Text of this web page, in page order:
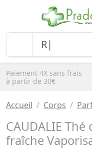
Paiement 4X sans frais
à partir de 30€
Accueil Corps
CAUDALIE Thé
fraîche